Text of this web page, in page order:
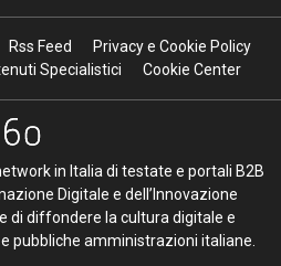
Rss Feed
Privacy e Cookie Policy
Specialistici
Cookie Center
in Italia di testate e portali B2B
Digitale e dell’Innovazione
di diffondere la cultura digitale e
pubbliche amministrazioni italiane.